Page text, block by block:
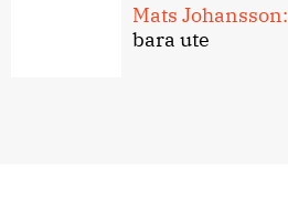
Mats Johansson:
bara ute